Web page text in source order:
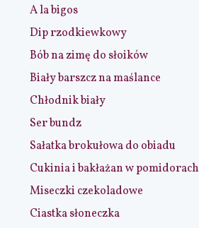
A la bigos
Dip rzodkiewkowy
Bób na zimę do słoików
Biały barszcz na maślance
Chłodnik biały
Ser bundz
Sałatka brokułowa do obiadu
Cukinia i bakłażan w pomidorach
Miseczki czekoladowe
Ciastka słoneczka